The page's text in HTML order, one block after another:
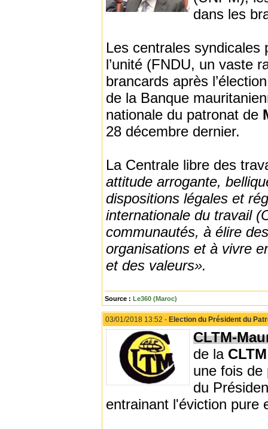
dans les
Les centrales syndicales
l’unité (FNDU, un vaste
brancards après
de la Banque
nationale du patronat de
28 décembre dernier.
La Centrale libre des
attitude arrogante,
dispositions légales et
internationale du travail
communautés, à élire
organisations et à vivre
et des valeurs».
Source : Le360 (Maroc)
03/01/2018 13:52 - Election du Président du
CLTM-
de la
une fois de
du
entrainant l'éviction pure